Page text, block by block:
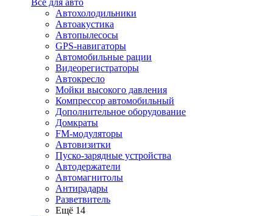
Всё для авто
Автохолодильники
Автоакустика
Автопылесосы
GPS-навигаторы
Автомобильные рации
Видеорегистраторы
Автокресло
Мойки высокого давления
Компрессор автомобильный
Дополнительное оборудование
Домкраты
FM-модуляторы
Автовизитки
Пуско-зарядные устройства
Автодержатели
Автомагнитолы
Антирадары
Разветвитель
Ещё 14